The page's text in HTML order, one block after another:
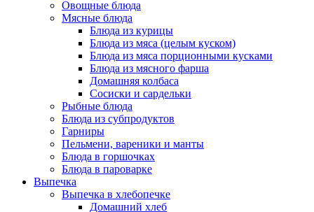
Овощные блюда
Мясные блюда
Блюда из курицы
Блюда из мяса (целым куском)
Блюда из мяса порционными кусками
Блюда из мясного фарша
Домашняя колбаса
Сосиски и сардельки
Рыбные блюда
Блюда из субпродуктов
Гарниры
Пельмени, вареники и манты
Блюда в горшочках
Блюда в пароварке
Выпечка
Выпечка в хлебопечке
Домашний хлеб